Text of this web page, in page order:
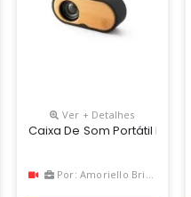
3,5 Mm E Leitor De
Produzido Em Material
Personalizada, Bluetooth
Ver + Detalhes
Caixa De Som Portátil Em
Por: Amoriello Brindes